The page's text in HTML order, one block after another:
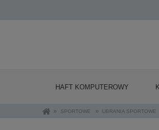
HAFT KOMPUTEROWY
» SPORTOWE » UBRANIA SPORTOWE